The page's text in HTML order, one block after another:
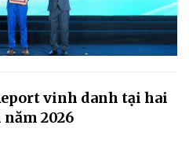
vinh danh tại hai
2026